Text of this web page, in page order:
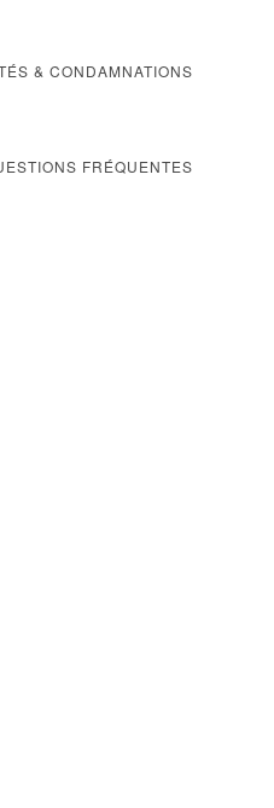
& CONDAMNATIONS
FRÉQUENTES